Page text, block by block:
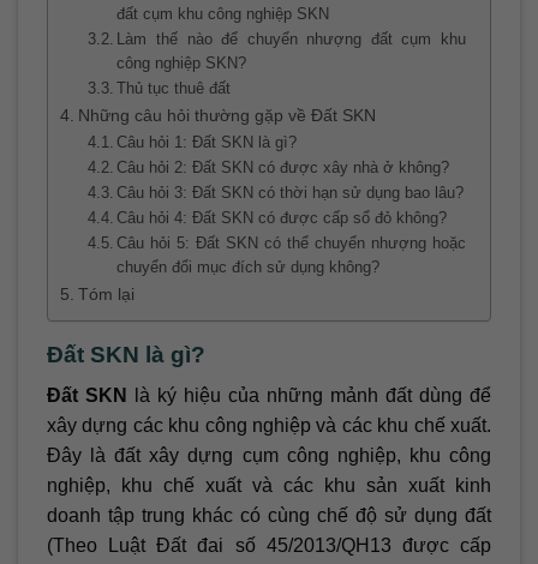
đất cụm khu công nghiệp SKN
Làm thế nào để chuyển nhượng đất cụm khu
công nghiệp SKN?
Thủ tục thuê đất
Những câu hỏi thường gặp về Đất SKN
Câu hỏi 1: Đất SKN là gì?
Câu hỏi 2: Đất SKN có được xây nhà ở không?
Câu hỏi 3: Đất SKN có thời hạn sử dụng bao lâu?
Câu hỏi 4: Đất SKN có được cấp sổ đỏ không?
Câu hỏi 5: Đất SKN có thể chuyển nhượng hoặc
chuyển đổi mục đích sử dụng không?
Tóm lại
Đất SKN là gì?
Đất SKN
là ký hiệu của những mảnh đất dùng để
xây dựng các khu công nghiệp và các khu chế xuất.
Đây là đất xây dựng cụm công nghiệp, khu công
nghiệp, khu chế xuất và các khu sản xuất kinh
doanh tập trung khác có cùng chế độ sử dụng đất
(Theo Luật Đất đai số 45/2013/QH13 được cấp